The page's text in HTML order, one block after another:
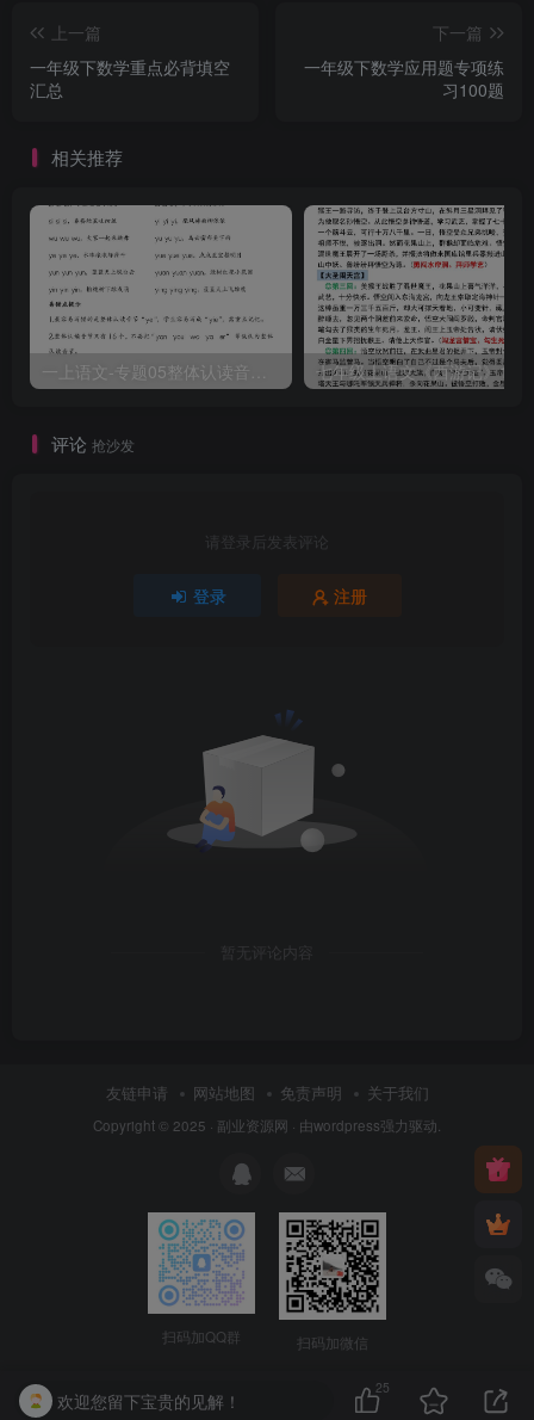
上一篇
一年级下数学重点必背填空
汇总
下一篇
一年级下数学应用题专项练
习100题
相关推荐
一上语文-专题05整体认读音节（16个）（知识+训练）
评论 抢沙发
请登录后发表评论
登录 注册
暂无评论内容
友链申请 网站地图 免责声明 关于我们
Copyright © 2025 · 副业资源网 · 由wordpress强力驱动.
扫码加QQ群 扫码加微信
欢迎您留下宝贵的见解！
25